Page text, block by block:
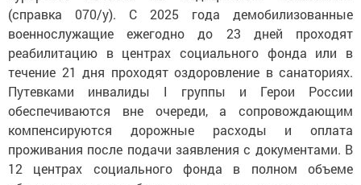
(справка 070/у). С 2025 года демобилизованные
военнослужащие ежегодно до 23 дней проходят
реабилитацию в центрах социального фонда или в
течение 21 дня проходят оздоровление в санаториях.
Путевками инвалиды I группы и Герои России
обеспечиваются вне очереди, а сопровождающим
компенсируются дорожные расходы и оплата
проживания после подачи заявления с документами. В
12 центрах социального фонда в полном объеме